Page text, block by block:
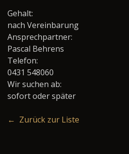
Gehalt:
nach Vereinbarung
Ansprechpartner:
Pascal Behrens
Telefon:
0431 548060
Wir suchen ab:
sofort oder später
← Zurück zur Liste